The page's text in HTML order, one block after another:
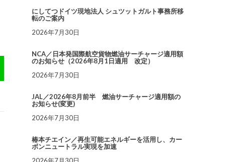
にしてつドイツ現地法人 シュツットガルト事務所移
転のご案内
2026年7月30日
NCA／日本発国際航空貨物燃油サーチャージ適用額
のお知らせ（2026年8月1日適用 改定）
2026年7月30日
JAL／2026年8月前半 燃油サーチャージ適用額の
お知らせ(変更)
2026年7月30日
椿本チエイン／再生可能エネルギーを活用し、カー
ボンニュートラル実現を加速
2026年7月30日